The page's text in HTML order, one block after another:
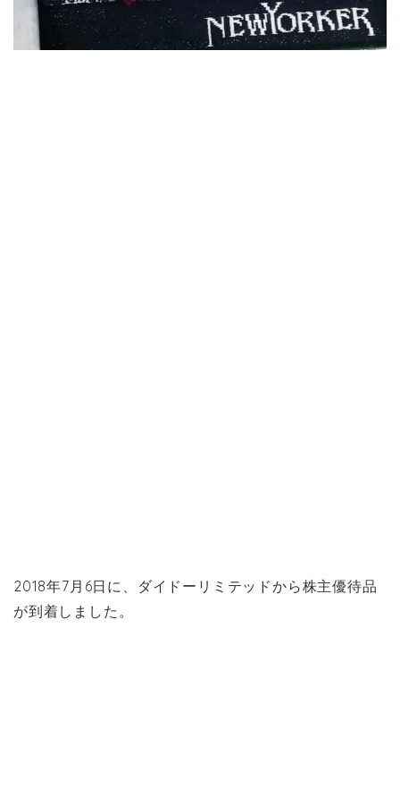
2018年7月6日に、ダイドーリミテッドから株主優待品
が到着しました。